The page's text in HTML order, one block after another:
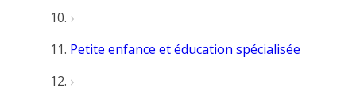
Petite enfance et éducation spécialisée